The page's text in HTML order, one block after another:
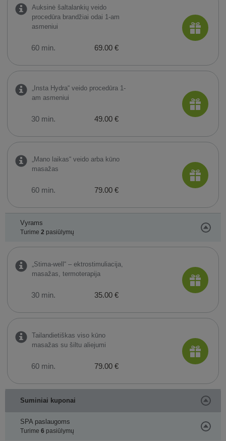
Auksinė šaltalankių veido
procedūra brandžiai odai 1-am
asmeniui
60 min. 69.00 €
„Insta Hydra“ veido procedūra 1-
am asmeniui
30 min. 49.00 €
„Mano laikas“ veido arba kūno
masažas
60 min. 79.00 €
Vyrams
Turime 2 pasiūlymų
„Stima-well“ – ektrostimuliacija,
masažas, termoterapija
30 min. 35.00 €
Tailandietiškas viso kūno
masažas su šiltu aliejumi
60 min. 79.00 €
Suminiai kuponai
SPA paslaugoms
Turime 6 pasiūlymų